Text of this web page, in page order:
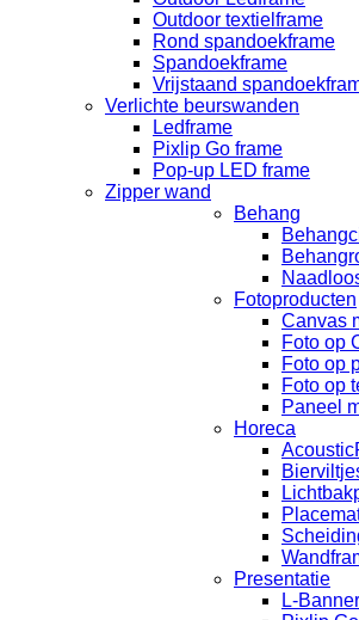
Outdoor textielframe
Rond spandoekframe
Spandoekframe
Vrijstaand
Verlichte beurswanden
Ledframe
Pixlip Go frame
Pop-up LED frame
Zipper wand
Behang
Fotoproducten
Canvas
Foto op
Foto op
Foto op
Paneel
Horeca
Presentatie
L-Banner